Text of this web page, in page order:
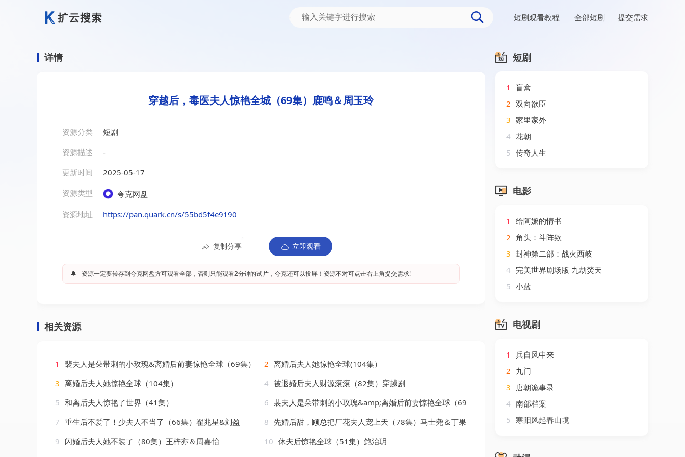
短剧观看教程 全部短剧 提交需求
详情
穿越后，毒医夫人惊艳全城（69集）鹿鸣＆周玉玲
资源分类
短剧
资源描述
-
更新时间
2025-05-17
资源类型
夸克网盘
资源地址
https://pan.quark.cn/s/55bd5f4e9190
复制分享 立即观看
🔔 资源一定要转存到夸克网盘方可观看全部，否则只能观看2分钟的试片，夸克还可以投屏！资源不对可点击右上角提交需求!
相关资源
1 裴夫人是朵带刺的小玫瑰&离婚后前妻惊艳全球（69集） 2 离婚后夫人她惊艳全球(104集）
3 离婚后夫人她惊艳全球（104集） 4 被退婚后夫人财源滚滚（82集）穿越剧
5 和离后夫人惊艳了世界（41集） 6 裴夫人是朵带刺的小玫瑰&amp;离婚后前妻惊艳全球（69
7 重生后不爱了！少夫人不当了（66集）翟兆星&刘盈 8 先婚后甜，顾总把厂花夫人宠上天（78集）马士尧＆丁果
9 闪婚后夫人她不装了（80集）王梓亦＆周嘉怡 10 休夫后惊艳全球（51集）鲍治玥
短剧
1
盲盒
2 双向欲臣
3 家里家外
4 花朝
5 传奇人生
电影
1
给阿嬷的情书
2 角头：斗阵欸
3 封神第二部：战火西岐
4 完美世界剧场版 九劫焚天
5 小蓝
电视剧
1
兵自风中来
2 九门
3 唐朝诡事录
4 南部档案
5 寒阳风起春山境